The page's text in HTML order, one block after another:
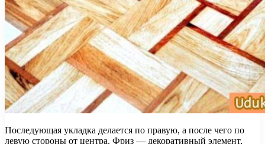
Последующая укладка делается по правую, а после чего по
левую стороны от центра. Фриз — декоративный элемент,